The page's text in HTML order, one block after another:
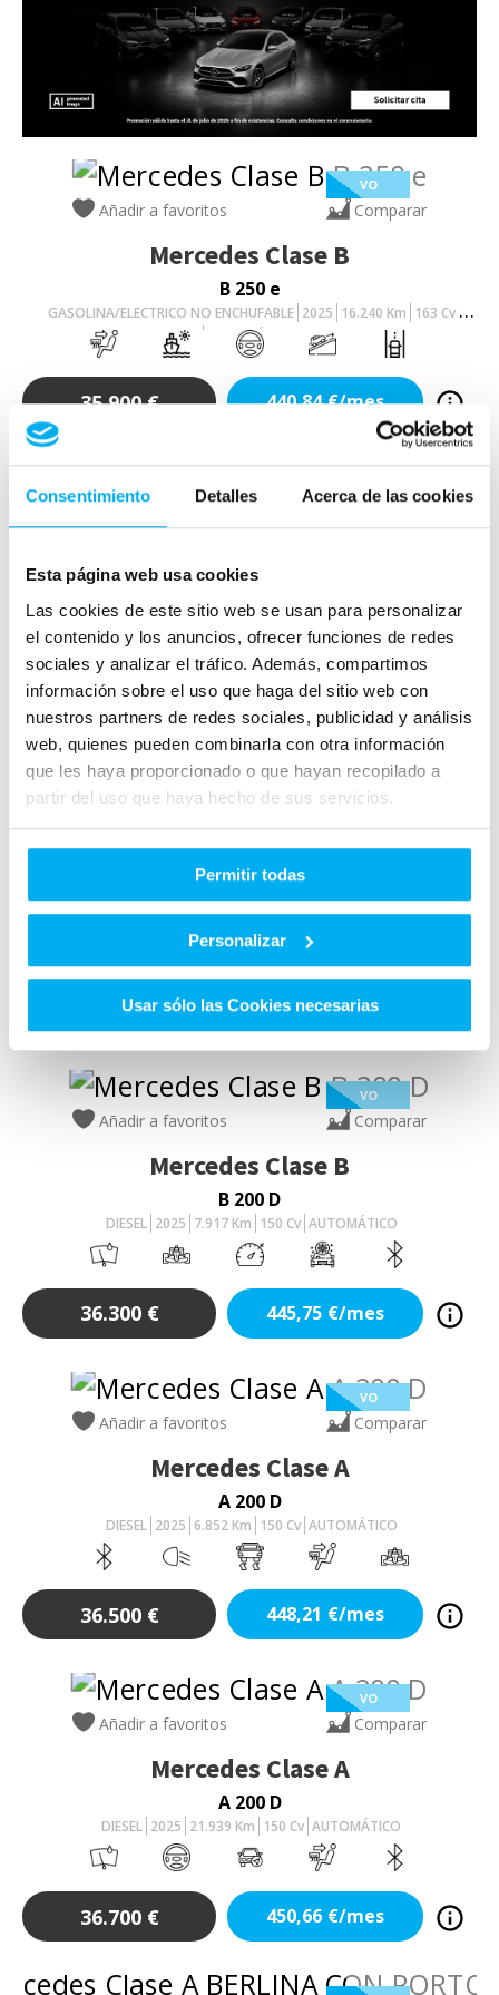
Consentimiento Detalles Acerca de las cookies
Esta página web usa cookies
Las cookies de este sitio web se usan para personalizar
el contenido y los anuncios, ofrecer funciones de redes
sociales y analizar el tráfico. Además, compartimos
información sobre el uso que haga del sitio web con
nuestros partners de redes sociales, publicidad y análisis
web, quienes pueden combinarla con otra información
que les haya proporcionado o que hayan recopilado a
partir del uso que haya hecho de sus servicios.
Permitir todas
Personalizar
Usar sólo las Cookies necesarias
VO
Añadir a favoritos Comparar
Mercedes Clase B
B 250 e
GASOLINA/ELECTRICO NO ENCHUFABLE 2025 16.240 Km 163 Cv
AUTOMÁTICO
35.900 € 440,84 €/mes
VO
Añadir a favoritos Comparar
Mercedes Clase B
B 200 D
DIESEL 2025 7.917Km 150 Cv AUTOMÁTICO
36.300 € 445,75 €/mes
VO
Añadir a favoritos Comparar
Mercedes Clase A
A 200 D
DIESEL 2025 6.852Km 150 Cv AUTOMÁTICO
36.500 € 448,21 €/mes
VO
Añadir a favoritos Comparar
Mercedes Clase A
A 200 D
DIESEL 2025 21.939 Km 150 Cv AUTOMÁTICO
36.700 € 450,66 €/mes